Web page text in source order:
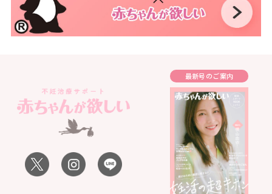
最新号のご案内